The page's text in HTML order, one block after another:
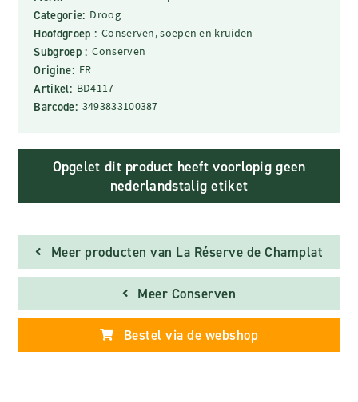
Categorie: Droog
Hoofdgroep : Conserven, soepen en kruiden
Subgroep : Conserven
Origine: FR
Artikel: BD4117
Barcode: 3493833100387
Opgelet dit product heeft voorlopig geen
nederlandstalig etiket
Meer producten van La Réserve de Champlat
Meer Conserven
Bestel via de webshop